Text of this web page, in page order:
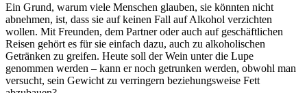
Ein Grund, warum viele Menschen glauben, sie könnten nicht
abnehmen, ist, dass sie auf keinen Fall auf Alkohol verzichten
wollen. Mit Freunden, dem Partner oder auch auf geschäftlichen
Reisen gehört es für sie einfach dazu, auch zu alkoholischen
Getränken zu greifen. Heute soll der Wein unter die Lupe
genommen werden – kann er noch getrunken werden, obwohl man
versucht, sein Gewicht zu verringern beziehungsweise Fett